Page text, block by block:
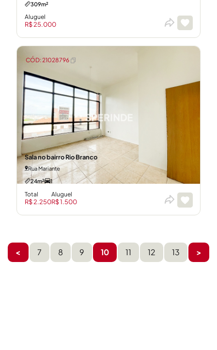
309m²
Aluguel
R$ 25.000
Sala no bairro Rio Branco
Rua Mariante
24m²
1
Total
R$ 2.250
Aluguel
R$ 1.500
CÓD: 21028796
< 7 8 9 10 11 12 13 >